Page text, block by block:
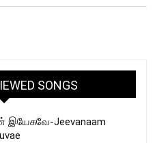
SONGS
Jeevanaam